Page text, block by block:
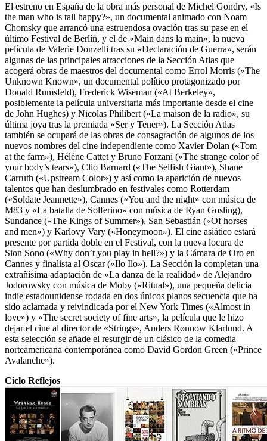
El estreno en España de la obra más personal de Michel Gondry, «Is
the man who is tall happy?», un documental animado con Noam
Chomsky que arrancó una estruendosa ovación tras su pase en el
último Festival de Berlín, y el de «Main dans la main», la nueva
película de Valerie Donzelli tras su «Declaración de Guerra», serán
algunas de las principales atracciones de la Sección Atlas que
acogerá obras de maestros del documental como Errol Morris («The
Unknown Known», un documental político protagonizado por
Donald Rumsfeld), Frederick Wiseman («At Berkeley»,
posiblemente la película universitaria más importante desde el cine
de John Hughes) y Nicolas Philibert («La maison de la radio», su
última joya tras la premiada «Ser y Tener»). La Sección Atlas
también se ocupará de las obras de consagración de algunos de los
nuevos nombres del cine independiente como Xavier Dolan («Tom
at the farm»), Hélène Cattet y Bruno Forzani («The strange color of
your body’s tears»), Clio Barnard («The Selfish Giant»), Shane
Carruth («Upstream Color») y así como la aparición de nuevos
talentos que han deslumbrado en festivales como Rotterdam
(«Soldate Jeannette»), Cannes («You and the night» con música de
M83 y «La batalla de Solferino» con música de Ryan Gosling),
Sundance («The Kings of Summer»), San Sebastián («Of horses
and men») y Karlovy Vary («Honeymoon»). El cine asiático estará
presente por partida doble en el Festival, con la nueva locura de
Sion Sono («Why don’t you play in hell?») y la Cámara de Oro en
Cannes y finalista al Oscar («Ilo Ilo»). La Sección la completan una
extrañísima adaptación de «La danza de la realidad» de Alejandro
Jodorowsky con música de Moby («Ritual»), una pequeña delicia
indie estadounidense rodada en dos únicos planos secuencia que ha
sido aclamada y reivindicada por el New York Times («Almost in
love») y «The secret society of fine arts», la película que le hizo
dejar el cine al director de «Strings», Anders Rønnow Klarlund. A
esta selección se añade el resurgir de un clásico de la comedia
norteamericana contemporánea como David Gordon Green («Prince
Avalanche»).
Ciclo Reflejos